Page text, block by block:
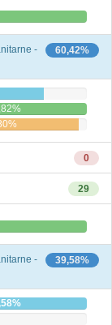
60,42%
-
0
29
39,58%
-